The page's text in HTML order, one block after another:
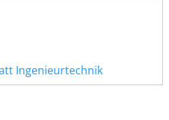
Ingenieurtechnik